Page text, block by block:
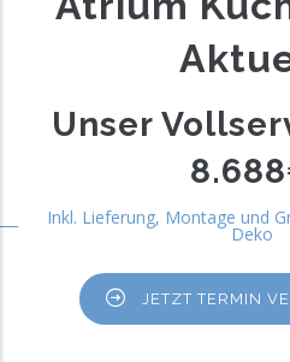
Unser
Inkl. Lieferung, Montage und
Deko
JETZT TERMIN